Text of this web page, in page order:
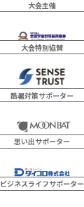
大会主催
大会特別協賛
酷暑対策サポーター
思い出サポーター
ビジネスライフサポーター